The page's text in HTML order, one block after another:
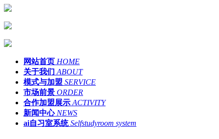
网站首页 HOME
关于我们 ABOUT
模式与加盟 SERVICE
市场前景 ORDER
合作加盟展示 ACTIVITY
新闻中心 NEWS
ai自习室系统 Selfstudyroom system